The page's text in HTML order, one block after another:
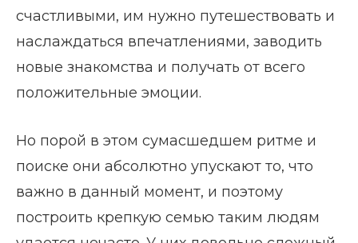
счастливыми, им нужно путешествовать и
наслаждаться впечатлениями, заводить
новые знакомства и получать от всего
положительные эмоции.
Но порой в этом сумасшедшем ритме и
поиске они абсолютно упускают то, что
важно в данный момент, и поэтому
построить крепкую семью таким людям